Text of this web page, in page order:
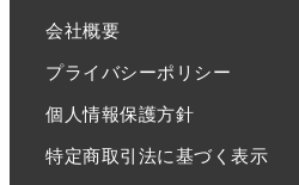
会社概要
プライバシーポリシー
個人情報保護方針
特定商取引法に基づく表示